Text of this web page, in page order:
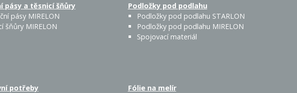
pásy a těsnicí šňůry
pásy MIRELON
šňůry MIRELON
Podložky pod podlahu
Podložky pod podlahu STARLON
Podložky pod podlahu MIRELON
Spojovací materiál
potřeby Fólie na melír